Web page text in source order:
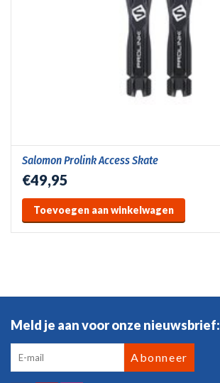
Salomon Prolink Access Skate
€49,95
Toevoegen aan winkelwagen
Meld je aan voor onze nieuwsbrief:
Abonneer